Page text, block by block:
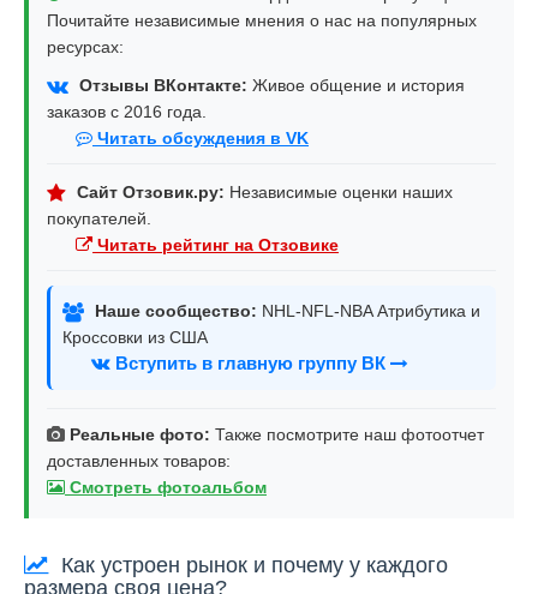
Почитайте независимые мнения о нас на популярных
ресурсах:
Отзывы ВКонтакте: Живое общение и история
заказов с 2016 года.
Читать обсуждения в VK
Сайт Отзовик.ру: Независимые оценки наших
покупателей.
Читать рейтинг на Отзовике
Наше сообщество: NHL-NFL-NBA Атрибутика и
Кроссовки из США
Вступить в главную группу ВК
Реальные фото: Также посмотрите наш фотоотчет
доставленных товаров:
Смотреть фотоальбом
Как устроен рынок и почему у каждого
размера своя цена?